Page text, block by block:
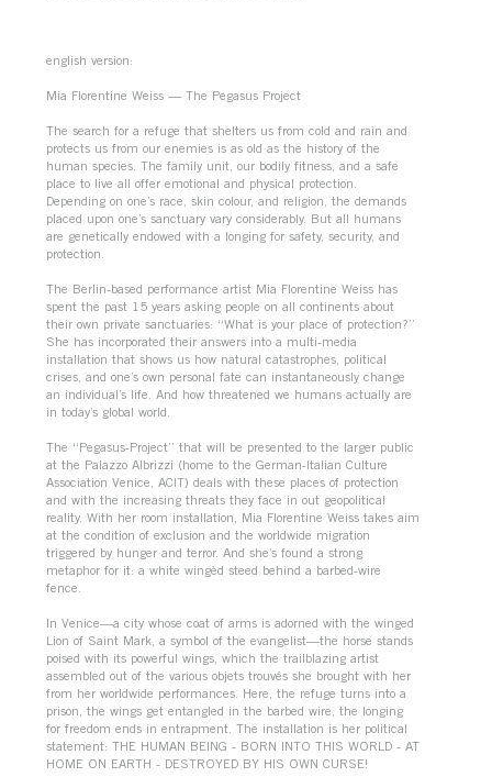
english version:
Mia Florentine Weiss — The Pegasus Project
The search for a refuge that shelters us from cold and rain and
protects us from our enemies is as old as the history of the
human species. The family unit, our bodily fitness, and a safe
place to live all offer emotional and physical protection.
Depending on one’s race, skin colour, and religion, the demands
placed upon one’s sanctuary vary considerably. But all humans
are genetically endowed with a longing for safety, security, and
protection.
The Berlin-based performance artist Mia Florentine Weiss has
spent the past 15 years asking people on all continents about
their own private sanctuaries: “What is your place of protection?”
She has incorporated their answers into a multi-media
installation that shows us how natural catastrophes, political
crises, and one’s own personal fate can instantaneously change
an individual’s life. And how threatened we humans actually are
in today’s global world.
The “Pegasus-Project” that will be presented to the larger public
at the Palazzo Albrizzi (home to the German-Italian Culture
Association Venice, ACIT) deals with these places of protection
and with the increasing threats they face in out geopolitical
reality. With her room installation, Mia Florentine Weiss takes aim
at the condition of exclusion and the worldwide migration
triggered by hunger and terror. And she’s found a strong
metaphor for it: a white wingèd steed behind a barbed-wire
fence.
In Venice—a city whose coat of arms is adorned with the winged
Lion of Saint Mark, a symbol of the evangelist—the horse stands
poised with its powerful wings, which the trailblazing artist
assembled out of the various objets trouvés she brought with her
from her worldwide performances. Here, the refuge turns into a
prison, the wings get entangled in the barbed wire, the longing
for freedom ends in entrapment. The installation is her political
statement: THE HUMAN BEING - BORN INTO THIS WORLD - AT
HOME ON EARTH - DESTROYED BY HIS OWN CURSE!